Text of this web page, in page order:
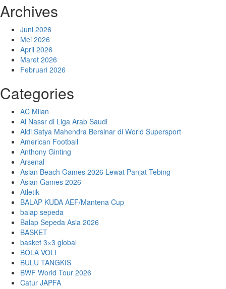
Archives
Juni 2026
Mei 2026
April 2026
Maret 2026
Februari 2026
Categories
AC Milan
Al Nassr di Liga Arab Saudi
Aldi Satya Mahendra Bersinar di World Supersport
American Football
Anthony Ginting
Arsenal
Asian Beach Games 2026 Lewat Panjat Tebing
Asian Games 2026
Atletik
BALAP KUDA AEF/Mantena Cup
balap sepeda
Balap Sepeda Asia 2026
BASKET
basket 3×3 global
BOLA VOLI
BULU TANGKIS
BWF World Tour 2026
Catur JAPFA